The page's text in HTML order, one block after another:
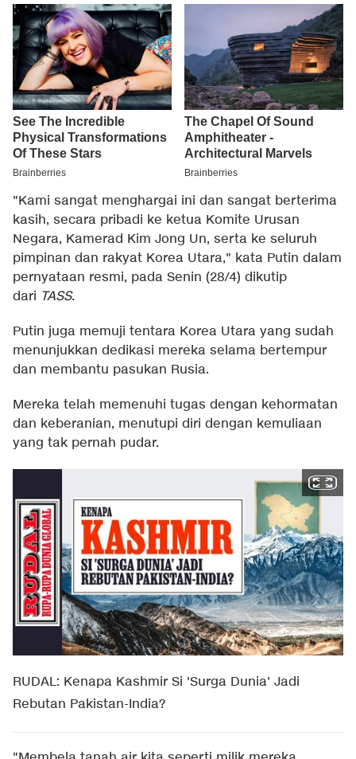
"Kami sangat menghargai ini dan sangat berterima
kasih, secara pribadi ke ketua Komite Urusan
Negara, Kamerad Kim Jong Un, serta ke seluruh
pimpinan dan rakyat Korea Utara," kata Putin dalam
pernyataan resmi, pada Senin (28/4) dikutip
dari TASS.
Putin juga memuji tentara Korea Utara yang sudah
menunjukkan dedikasi mereka selama bertempur
dan membantu pasukan Rusia.
Mereka telah memenuhi tugas dengan kehormatan
dan keberanian, menutupi diri dengan kemuliaan
yang tak pernah pudar.
RUDAL: Kenapa Kashmir Si 'Surga Dunia' Jadi
Rebutan Pakistan-India?